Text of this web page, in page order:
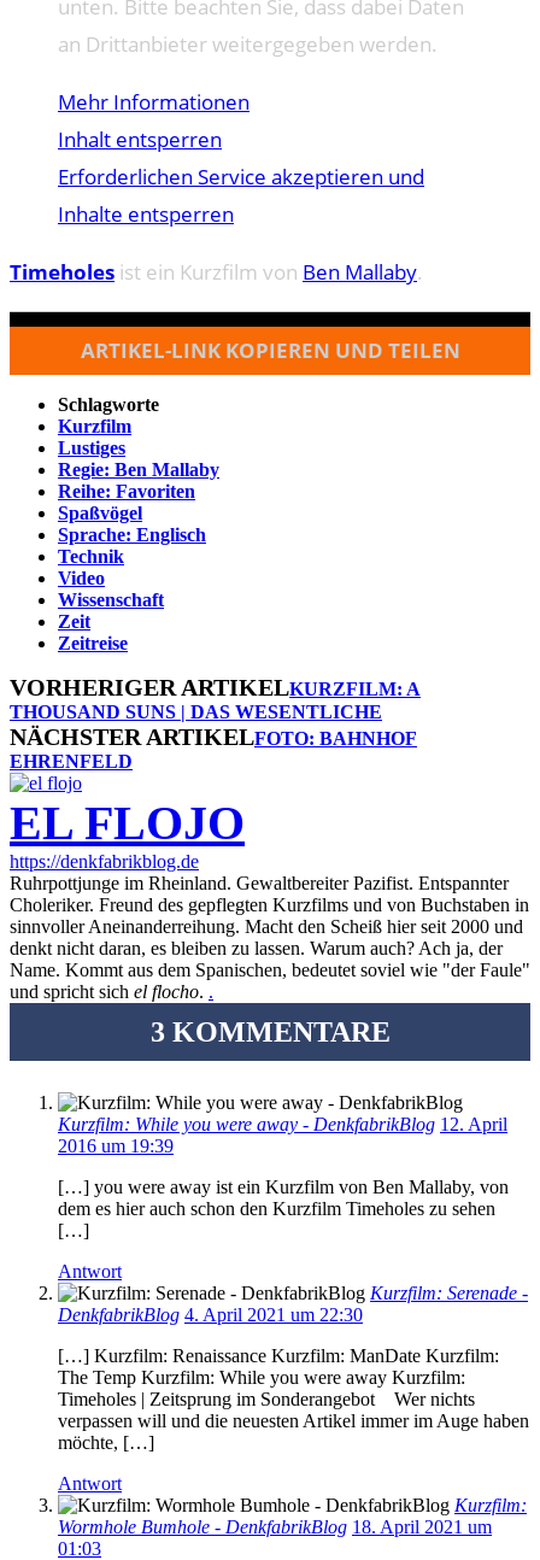
unten. Bitte beachten Sie, dass dabei Daten
an Drittanbieter weitergegeben werden.
Mehr Informationen
Inhalt entsperren
Erforderlichen Service akzeptieren und
Inhalte entsperren
Timeholes ist ein Kurzfilm von Ben Mallaby.
ARTIKEL-LINK KOPIEREN UND TEILEN
Schlagworte
Kurzfilm
Lustiges
Regie: Ben Mallaby
Reihe: Favoriten
Spaßvögel
Sprache: Englisch
Technik
Video
Wissenschaft
Zeit
Zeitreise
VORHERIGER ARTIKELKURZFILM: A
THOUSAND SUNS | DAS WESENTLICHE
NÄCHSTER ARTIKELFOTO: BAHNHOF
EHRENFELD
EL FLOJO
https://denkfabrikblog.de
Ruhrpottjunge im Rheinland. Gewaltbereiter Pazifist. Entspannter
Choleriker. Freund des gepflegten Kurzfilms und von Buchstaben in
sinnvoller Aneinanderreihung. Macht den Scheiß hier seit 2000 und
denkt nicht daran, es bleiben zu lassen. Warum auch? Ach ja, der
Name. Kommt aus dem Spanischen, bedeutet soviel wie "der Faule"
und spricht sich el flocho. .
3 KOMMENTARE
Kurzfilm: While you were away - DenkfabrikBlog 12. April
2016 um 19:39
[…] you were away ist ein Kurzfilm von Ben Mallaby, von
dem es hier auch schon den Kurzfilm Timeholes zu sehen
[…]
Antwort
Kurzfilm: Serenade -
DenkfabrikBlog 4. April 2021 um 22:30
[…] Kurzfilm: Renaissance Kurzfilm: ManDate Kurzfilm:
The Temp Kurzfilm: While you were away Kurzfilm:
Timeholes | Zeitsprung im Sonderangebot Wer nichts
verpassen will und die neuesten Artikel immer im Auge haben
möchte, […]
Antwort
Kurzfilm:
Wormhole Bumhole - DenkfabrikBlog 18. April 2021 um
01:03